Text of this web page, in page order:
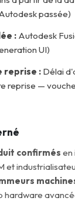
passée)
: Autodesk
UI)
reprise : Délai
reprise —
confirmés en
et
hardware